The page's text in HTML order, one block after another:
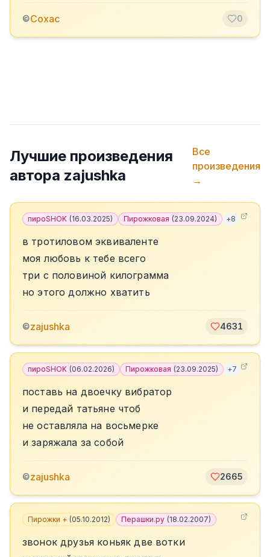
©Сохас 0
Лучшие произведения
автора zajushka
Все
произведения
→
пироSHOK (16.03.2025) Пирожковая (23.09.2024) +8
в тротиловом эквиваленте
моя любовь к тебе всего
три с половиной килограмма
но этого должно хватить
©zajushka 4631
пироSHOK (06.02.2026) Пирожковая (23.09.2025) +7
поставь на двоечку вибратор
и передай татьяне чтоб
не оставляла на восьмерке
и заряжала за собой
©zajushka 2665
Пирожки + (05.10.2012) Перашки.ру (18.02.2007)
звонок друзья коньяк две вотки